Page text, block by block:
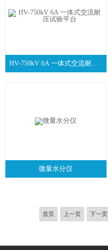
HV-750kV 6A 一体式交流耐压试验平台
微量水分仪
首页 上一页 下一页